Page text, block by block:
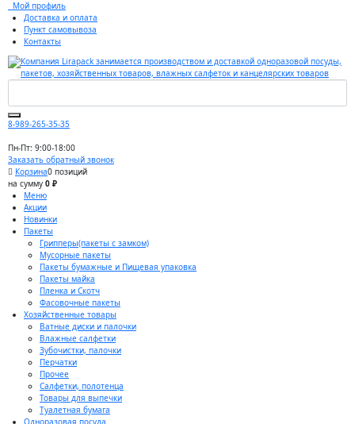
Мой профиль
Доставка и оплата
Пункт самовывоза
Контакты
8-989-265-35-35
Пн-Пт: 9:00-18:00
Заказать обратный звонок
Корзина0 позиций
на сумму 0 ₽
Меню
Акции
Новинки
Пакеты
Грипперы(пакеты с замком)
Мусорные пакеты
Пакеты бумажные и Пищевая упаковка
Пакеты майка
Пленка и Скотч
Фасовочные пакеты
Хозяйственные товары
Ватные диски и палочки
Влажные салфетки
Зубочистки, палочки
Перчатки
Прочее
Салфетки, полотенца
Товары для выпечки
Туалетная бумага
Одноразовая посуда